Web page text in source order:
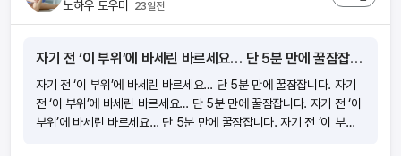
노하우 도우미
23일전
자기 전 ‘이 부위’에 바세린 바르세요… 단 5분 만에 꿀잠잡니다.
자기 전 ‘이 부위’에 바세린 바르세요… 단 5분 만에 꿀잠잡니다. 자기
전 ‘이 부위’에 바세린 바르세요… 단 5분 만에 꿀잠잡니다. 자기 전 ‘이
부위’에 바세린 바르세요… 단 5분 만에 꿀잠잡니다. 자기 전 ‘이 부